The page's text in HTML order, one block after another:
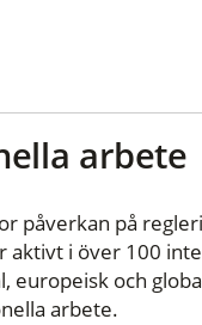
arbete
påverkan på
aktivt i över 100
och
arbete.